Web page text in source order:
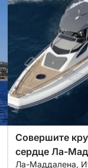
Совершите
сердце Ла-
Ла-Маддалена,